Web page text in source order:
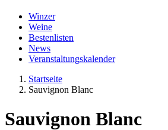
Winzer
Weine
Bestenlisten
News
Veranstaltungskalender
Startseite
Sauvignon Blanc
Sauvignon Blanc